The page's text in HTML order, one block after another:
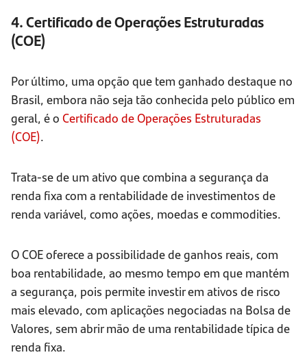
4. Certificado de Operações Estruturadas
(COE)
Por último, uma opção que tem ganhado destaque no
Brasil, embora não seja tão conhecida pelo público em
geral, é o Certificado de Operações Estruturadas
(COE).
Trata-se de um ativo que combina a segurança da
renda fixa com a rentabilidade de investimentos de
renda variável, como ações, moedas e commodities.
O COE oferece a possibilidade de ganhos reais, com
boa rentabilidade, ao mesmo tempo em que mantém
a segurança, pois permite investir em ativos de risco
mais elevado, com aplicações negociadas na Bolsa de
Valores, sem abrir mão de uma rentabilidade típica de
renda fixa.